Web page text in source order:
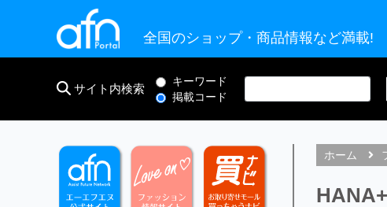
全国のショップ・商品情報など満載!
サイト内検索
キーワード
掲載コード
ホーム